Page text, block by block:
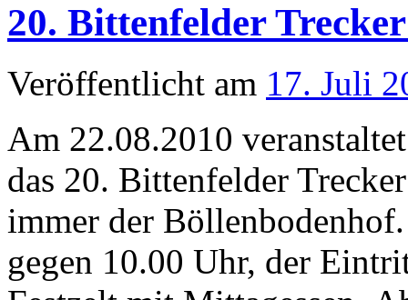
20. Bittenfelder
Veröffentlicht am 17. Juli
Am 22.08.2010
das 20. Bittenfelder
immer der
gegen 10.00 Uhr, der